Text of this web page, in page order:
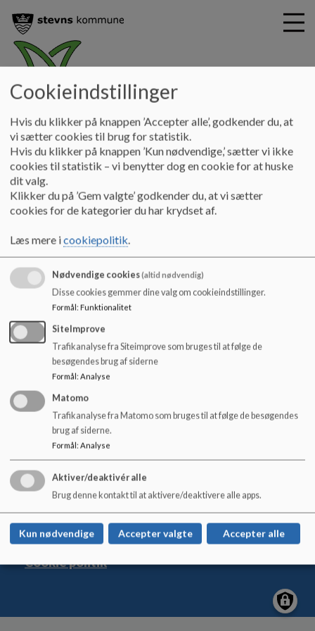
i
magnoliegaarden
For dig som er anbragt Dine rettigheder som anbragt
Dine rettigheder som anbragt
Når du er anbragt på en åben døgninstitution eller et privat
privatliv, til at se din familie og til at bo et sted der er trygt og
rart.
►Læs mere på socialstyrelsens hjemmeside.
Magnoliegården
Aggerupvej 4, 4652 Hårlev
+45 56 57 52 50
Sitemap
Cookie politik
Cookieindstillinger
Hvis du klikker på knappen ’Accepter alle’, godkender du, at
vi sætter cookies til brug for statistik.
Hvis du klikker på knappen ’Kun nødvendige,’ sætter vi ikke
cookies til statistik – vi benytter dog en cookie for at huske
dit valg.
Klikker du på ’Gem valgte’ godkender du, at vi sætter
cookies for de kategorier du har krydset af.
Læs mere icookiepolitik.
Nødvendige cookies(altid nødvendig)
Disse cookies gemmer dine valg om cookieindstillinger.
Formål: Funktionalitet
SiteImprove
Trafikanalyse fra Siteimprove som bruges til at følge de
besøgendes brug af siderne
Formål: Analyse
Matomo
Trafikanalyse fra Matomo som bruges til at følge de besøgendes
brug af siderne.
Formål: Analyse
Aktiver/deaktivér alle
Brug denne kontakt til at aktivere/deaktivere alle apps.
Kun nødvendige Accepter valgte Accepter alle